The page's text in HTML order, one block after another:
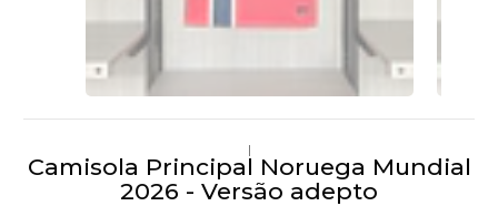
|
Camisola Principal Noruega Mundial
2026 - Versão adepto